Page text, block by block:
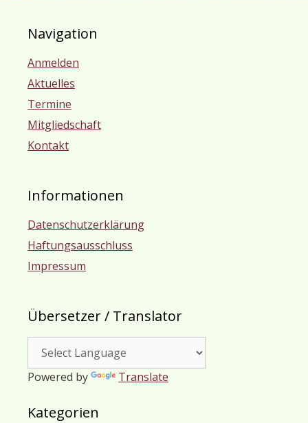
Navigation
Anmelden
Aktuelles
Termine
Mitgliedschaft
Kontakt
Informationen
Datenschutzerklärung
Haftungsausschluss
Impressum
Übersetzer / Translator
Powered by Translate
Kategorien